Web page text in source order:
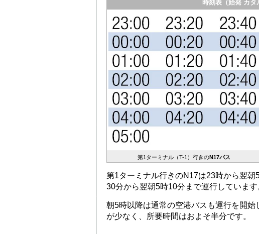
時刻表（始発 カタ
第1ターミナル（T-1）行きのN17バス
第1ターミナル行きのN17は23時から翌
30分から翌朝5時10分まで運行していま
朝5時以降は通常の空港バスも運行を開
が少なく、所要時間はおよそ半分です。